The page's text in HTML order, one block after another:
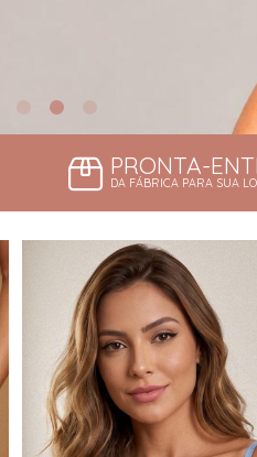
PRONTA-
DA FÁBRICA PARA SUA